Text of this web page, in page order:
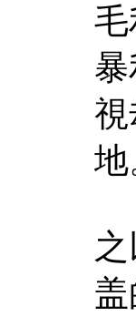
地